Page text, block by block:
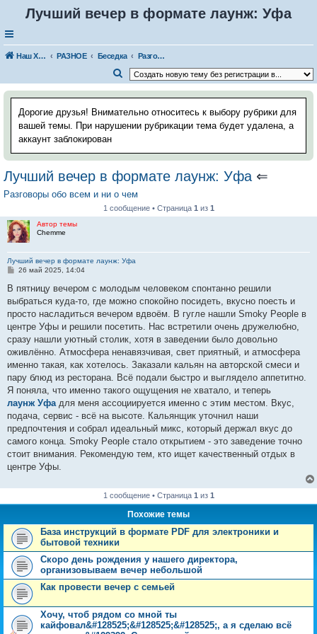
Лучший вечер в формате лаунж: Уфа
Наш Хаус-форум РАЗНОЕ Беседка
Разговоры обо всем и ни о чем
о
с
Дорогие друзья! Внимательно относитесь к выбору рубрики для
вашей темы. При нарушении рубрикации тема будет удалена, а
аккаунт заблокирован
Лучший вечер в формате лаунж: Уфа ⇐
Разговоры обо всем и ни о чем
1 сообщение • Страница 1 из 1
Автор темы
Chemme
Лучший вечер в формате лаунж: Уфа
С
о
щ
е
и
е
26 май 2025, 14:04
В пятницу вечером с молодым человеком спонтанно решили
выбраться куда-то, где можно спокойно посидеть, вкусно поесть и
просто насладиться вечером вдвоём. В гугле нашли Smoky People в
центре Уфы и решили посетить. Нас встретили очень дружелюбно,
сразу нашли уютный столик, хотя в заведении было довольно
оживлённо. Атмосфера ненавязчивая, свет приятный, и атмосфера
именно такая, как хотелось. Заказали кальян на авторской смеси и
пару блюд из ресторана. Всё подали быстро и выглядело аппетитно.
Я поняла, что именно такого ощущения не хватало, и теперь
лаунж Уфадля меня ассоциируется именно с этим местом. Вкус,
подача, сервис - всё на высоте. Кальянщик уточнил наши
предпочтения и собрал идеальный микс, который держал вкус до
самого конца. Smoky People стало открытием - это заведение точно
стоит внимания. Рекомендую тем, кто ищет качественный отдых в
центре Уфы.
1 сообщение • Страница 1 из 1
Похожие темы
База инструкций в формате PDF для электроники и
бытовой техники
Скоро день рождения у нашего директора,
организовываем вечер небольшой
Как провести вечер с семьей
Хочу, чтоб рядом со мной ты
кайфовал&#128525;&#128525;&#128525;, а я сделаю всё